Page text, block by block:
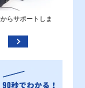
らサポートしま